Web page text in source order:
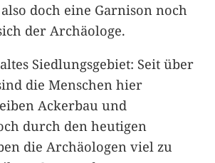
doch eine Garnison noch
der Archäologe.
Siedlungsgebiet: Seit über
die Menschen hier
Ackerbau und
durch den heutigen
die Archäologen viel zu